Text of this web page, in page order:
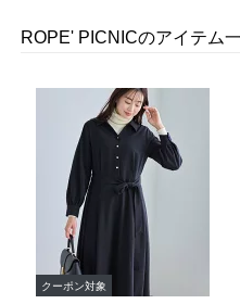
ROPE' PICNICのアイテム
クーポン対象